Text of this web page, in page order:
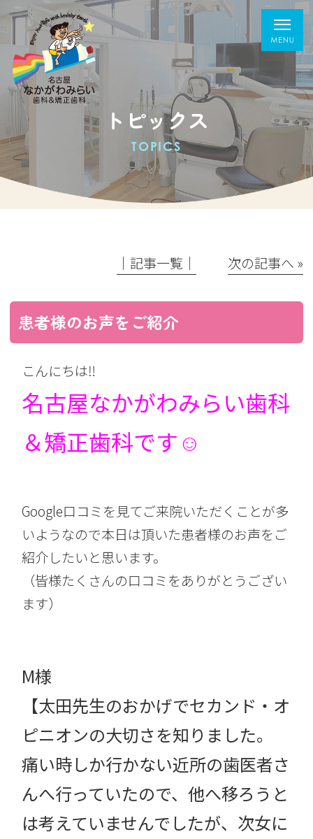
トピックス
TOPICS
│記事一覧│ 次の記事へ »
患者様のお声をご紹介
こんにちは‼︎
名古屋なかがわみらい歯科
＆矯正歯科です☺︎
Google口コミを見てご来院いただくことが多
いようなので本日は頂いた患者様のお声をご
紹介したいと思います。
（皆様たくさんの口コミをありがとうござい
ます）
M様
【太田先生のおかげでセカンド・オ
ピニオンの大切さを知りました。
痛い時しか行かない近所の歯医者さ
んへ行っていたので、他へ移ろうと
は考えていませんでしたが、次女に